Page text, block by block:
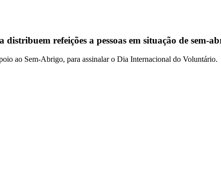
refeições a pessoas em situação de sem-
ao Sem-Abrigo, para assinalar o Dia Internacional do Voluntário.